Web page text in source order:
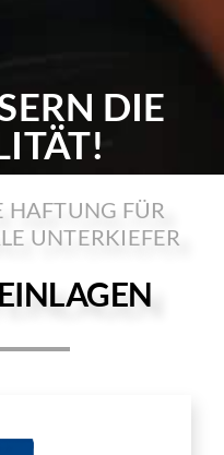
DIE
HAFTUNG FÜR
UNTERKIEFER